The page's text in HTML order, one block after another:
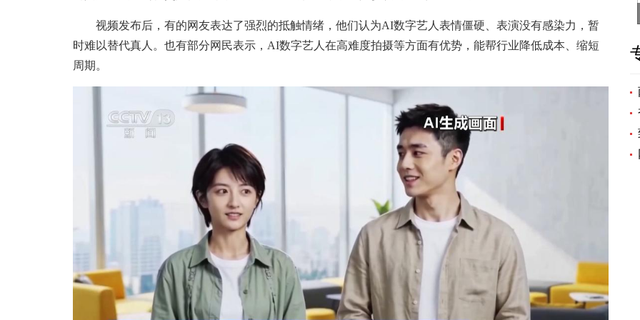
视频发布后，有的网友表达了强烈的抵触情绪，他们认为AI数字艺人表情僵硬、表演没有感染力，暂
时难以替代真人。也有部分网民表示，AI数字艺人在高难度拍摄等方面有优势，能帮行业降低成本、缩短
周期。